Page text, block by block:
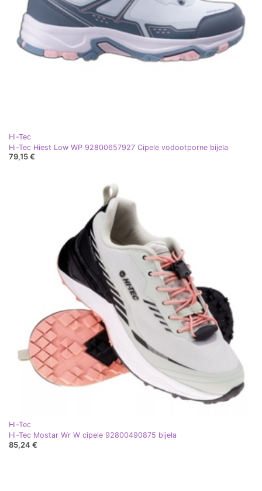
Hi-Tec
Hi-Tec Hiest Low WP 92800657927 Cipele vodootporne bijela
79,15 €
Hi-Tec
Hi-Tec Mostar Wr W cipele 92800490875 bijela
85,24 €